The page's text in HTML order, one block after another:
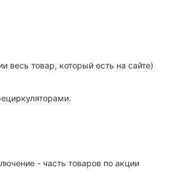
товар, который есть на сайте)
- часть товаров по акции